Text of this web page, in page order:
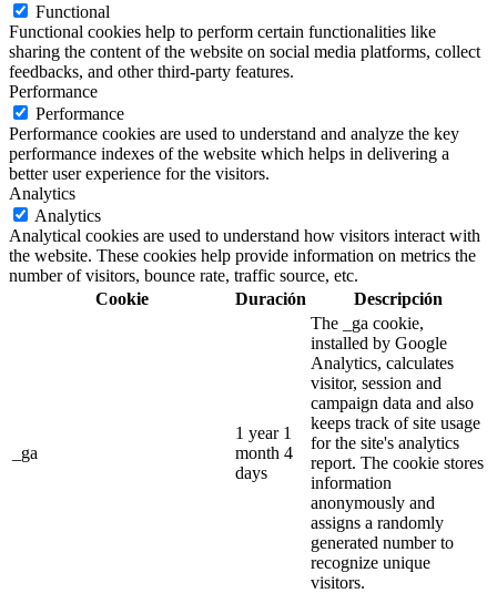
Functional
Functional cookies help to perform certain functionalities like
sharing the content of the website on social media platforms, collect
feedbacks, and other third-party features.
Performance
Performance
Performance cookies are used to understand and analyze the key
performance indexes of the website which helps in delivering a
better user experience for the visitors.
Analytics
Analytics
Analytical cookies are used to understand how visitors interact with
the website. These cookies help provide information on metrics the
number of visitors, bounce rate, traffic source, etc.
Cookie
Duración Descripción
_ga
1 year 1
month 4
days
The _ga cookie,
installed by Google
Analytics, calculates
visitor, session and
campaign data and also
keeps track of site usage
for the site's analytics
report. The cookie stores
information
anonymously and
assigns a randomly
generated number to
recognize unique
visitors.